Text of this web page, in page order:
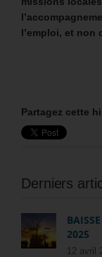
l’emploi, et non
Partagez cette
Derniers
2025
12 avril